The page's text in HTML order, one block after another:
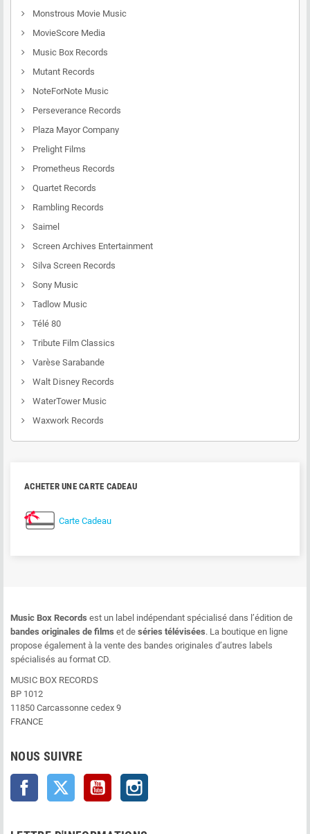
Monstrous Movie Music
MovieScore Media
Music Box Records
Mutant Records
NoteForNote Music
Perseverance Records
Plaza Mayor Company
Prelight Films
Prometheus Records
Quartet Records
Rambling Records
Saimel
Screen Archives Entertainment
Silva Screen Records
Sony Music
Tadlow Music
Télé 80
Tribute Film Classics
Varèse Sarabande
Walt Disney Records
WaterTower Music
Waxwork Records
ACHETER UNE CARTE CADEAU
Carte Cadeau
Music Box Records est un label indépendant spécialisé dans l’édition de
bandes originales de films et de séries télévisées. La boutique en ligne
propose également à la vente des bandes originales d’autres labels
spécialisés au format CD.
MUSIC BOX RECORDS
BP 1012
11850 Carcassonne cedex 9
FRANCE
NOUS SUIVRE
Facebook Twitter YouTube